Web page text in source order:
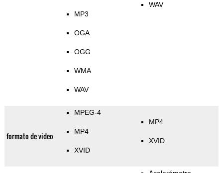
MP3
OGA
OGG
WMA
WAV
WAV
formato de video
MPEG-4
MP4
XVID
MP4
XVID